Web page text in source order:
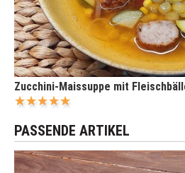
Zucchini-Maissuppe mit
PASSENDE ARTIKEL